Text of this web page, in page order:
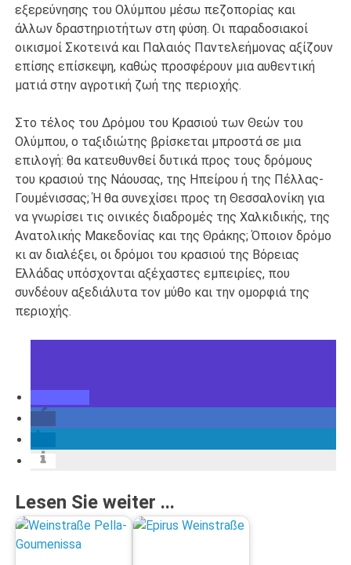
εξερεύνησης του Ολύμπου μέσω πεζοπορίας και
άλλων δραστηριοτήτων στη φύση. Οι παραδοσιακοί
οικισμοί Σκοτεινά και Παλαιός Παντελεήμονας αξίζουν
επίσης επίσκεψη, καθώς προσφέρουν μια αυθεντική
ματιά στην αγροτική ζωή της περιοχής.
Στο τέλος του Δρόμου του Κρασιού των Θεών του
Ολύμπου, ο ταξιδιώτης βρίσκεται μπροστά σε μια
επιλογή: θα κατευθυνθεί δυτικά προς τους δρόμους
του κρασιού της Νάουσας, της Ηπείρου ή της Πέλλας-
Γουμένισσας; Ή θα συνεχίσει προς τη Θεσσαλονίκη για
να γνωρίσει τις οινικές διαδρομές της Χαλκιδικής, της
Ανατολικής Μακεδονίας και της Θράκης; Όποιον δρόμο
κι αν διαλέξει, οι δρόμοι του κρασιού της Βόρειας
Ελλάδας υπόσχονται αξέχαστες εμπειρίες, που
συνδέουν αξεδιάλυτα τον μύθο και την ομορφιά της
περιοχής.
Lesen Sie weiter ...